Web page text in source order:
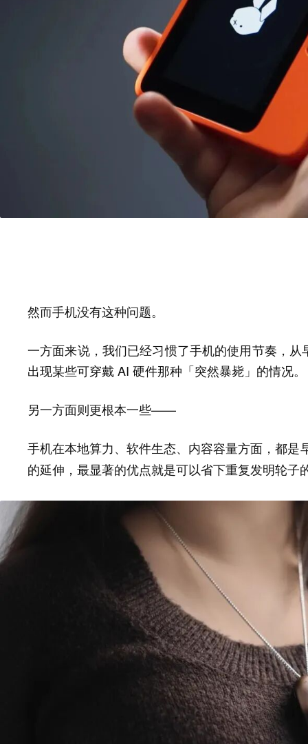
然而手机没有这种问题。
一方面来说，我们已经习惯了手机的使用节奏，
出现某些可穿戴 AI 硬件那种「突然暴毙」的情况。
另一方面则更根本一些——
手机在本地算力、软件生态、内容容量方面，都
的延伸，最显著的优点就是可以省下重复发明轮子